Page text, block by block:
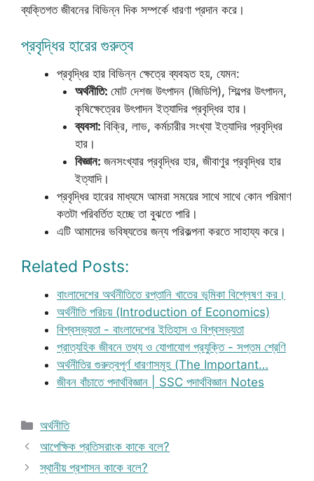
ব্যক্তিগত জীবনের বিভিন্ন দিক সম্পর্কে ধারণা প্রদান করে।
প্রবৃদ্ধির হারের গুরুত্ব
প্রবৃদ্ধির হার বিভিন্ন ক্ষেত্রে ব্যবহৃত হয়, যেমন:
অর্থনীতি: মোট দেশজ উৎপাদন (জিডিপি), শিল্পের উৎপাদন,
কৃষিক্ষেত্রের উৎপাদন ইত্যাদির প্রবৃদ্ধির হার।
ব্যবসা: বিক্রি, লাভ, কর্মচারীর সংখ্যা ইত্যাদির প্রবৃদ্ধির
হার।
বিজ্ঞান: জনসংখ্যার প্রবৃদ্ধির হার, জীবাণুর প্রবৃদ্ধির হার
ইত্যাদি।
প্রবৃদ্ধির হারের মাধ্যমে আমরা সময়ের সাথে সাথে কোন পরিমাণ
কতটা পরিবর্তিত হচ্ছে তা বুঝতে পারি।
এটি আমাদের ভবিষ্যতের জন্য পরিকল্পনা করতে সাহায্য করে।
Related Posts:
বাংলাদেশের অর্থনীতিতে রপ্তানি খাতের ভূমিকা বিশ্লেষণ কর।
অর্থনীতি পরিচয় (Introduction of Economics)
বিশ্বসভ্যতা - বাংলাদেশের ইতিহাস ও বিশ্বসভ্যতা
প্রাত্যহিক জীবনে তথ্য ও যোগাযোগ প্রযুক্তি - সপ্তম শ্রেণি
অর্থনীতির গুরুত্বপূর্ণ ধারণাসমূহ (The Important…
জীবন বাঁচাতে পদার্থবিজ্ঞান | SSC পদার্থবিজ্ঞান Notes
Categories
অর্থনীতি
আপেক্ষিক প্রতিসরাংক কাকে বলে?
স্থানীয় প্রশাসন কাকে বলে?